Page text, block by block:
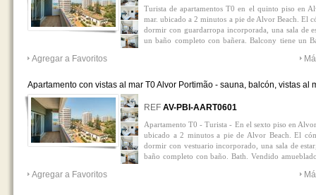
Turista de apartamentos T0 en el quinto piso en
mar. ubicado a 2 minutos a pie de Alvor Beach. El
dormir con guardarropa incorporada, una sala de
un baño completo con bañera. Balcony tiene un
Balcony. Amueblado. Propiedad adecuada para
Agregar a Favoritos
Apartamento con vistas al mar T0 Alvor Portimão - sauna, balcón, vistas al
baño turco, piscina, amueblado
0
REF AV-PBI-AART0601
Apartamento T0 - Turista - En el sexto piso en
ubicado a 2 minutos a pie de Alvor Beach. El
dormir con vestuario incorporado, una sala de
baño completo con baño. Bath. Vendido
Agregar a Favoritos